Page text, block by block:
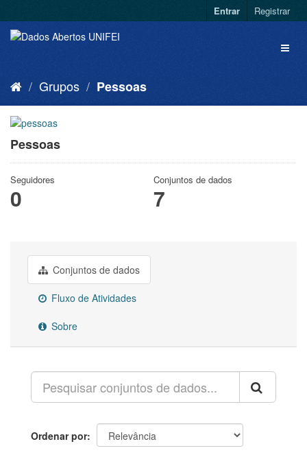
Entrar Registrar
Grupos Pessoas
Pessoas
Seguidores
0
Conjuntos de dados
7
Conjuntos de dados
Fluxo de Atividades
Sobre
Ordenar por